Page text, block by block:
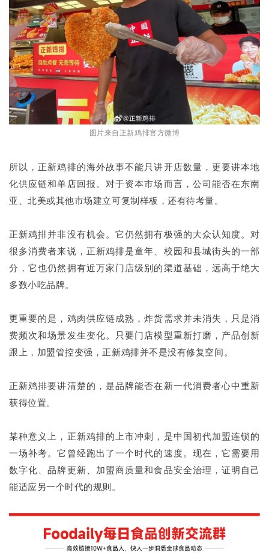
图片来自正新鸡排官方微博
所以，正新鸡排的海外故事不能只讲开店数量，更要讲本地
化供应链和单店回报。对于资本市场而言，公司能否在东南
亚、北美或其他市场建立可复制样板，还有待考量。
正新鸡排并非没有机会。它仍然拥有极强的大众认知度。对
很多消费者来说，正新鸡排是童年、校园和县城街头的一部
分，它也仍然拥有近万家门店级别的渠道基础，远高于绝大
多数小吃品牌。
更重要的是，鸡肉供应链成熟，炸货需求并未消失，只是消
费频次和场景发生变化。只要门店模型重新打磨，产品创新
跟上，加盟管控变强，正新鸡排并不是没有修复空间。
正新鸡排要讲清楚的，是品牌能否在新一代消费者心中重新
获得位置。
某种意义上，正新鸡排的上市冲刺，是中国初代加盟连锁的
一场补考。它曾经跑出了一个时代的速度。现在，它需要用
数字化、品牌更新、加盟商质量和食品安全治理，证明自己
能适应另一个时代的规则。